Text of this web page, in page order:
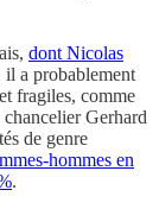
dont Nicolas
il a probablement
fragiles, comme
Gerhard
de genre
hommes en
.